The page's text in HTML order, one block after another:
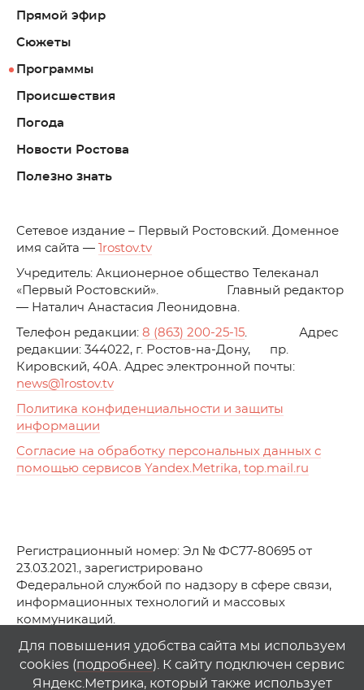
Прямой эфир
Сюжеты
Программы
Происшествия
Погода
Новости Ростова
Полезно знать
Cетевое издание – Первый Ростовский. Доменное
имя сайта —
1rostov.tv
Учредитель: Акционерное общество Телеканал
«Первый Ростовский». Главный редактор
— Наталич Анастасия Леонидовна.
Телефон редакции: 8 (863) 200-25-15. Адрес
редакции: 344022, г. Ростов-на-Дону, пр.
Кировский, 40А. Адрес электронной почты:
news@1rostov.tv
Политика конфиденциальности и защиты
информации
Согласие на обработку персональных данных с
помощью сервисов Yandex.Metrika, top.mail.ru
Регистрационный номер: Эл № ФС77-80695 от
23.03.2021., зарегистрировано
Федеральной службой по надзору в сфере связи,
информационных технологий и массовых
коммуникаций.
© АО Телеканал «Первый Ростовский» (2021-2025)
Любое использование материалов сайта возможно
только при указании гиперссылки на1rostov.tv
Для повышения удобства сайта мы используем
cookies (подробнее). К сайту подключен сервис
Яндекс.Метрика, который также использует